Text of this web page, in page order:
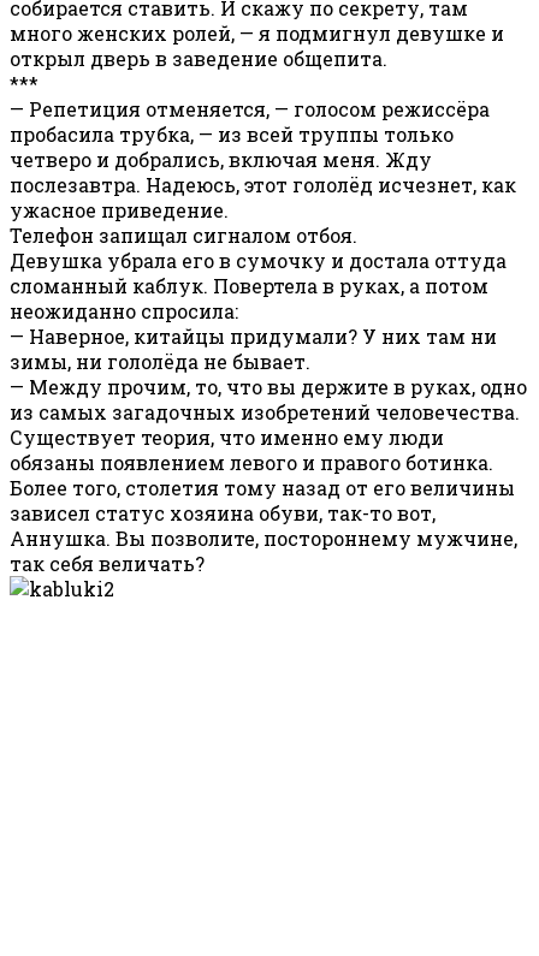
собирается ставить. И скажу по секрету, там
много женских ролей, — я подмигнул девушке и
открыл дверь в заведение общепита.
***
— Репетиция отменяется, — голосом режиссёра
пробасила трубка, — из всей труппы только
четверо и добрались, включая меня. Жду
послезавтра. Надеюсь, этот гололёд исчезнет, как
ужасное приведение.
Телефон запищал сигналом отбоя.
Девушка убрала его в сумочку и достала оттуда
сломанный каблук. Повертела в руках, а потом
неожиданно спросила:
— Наверное, китайцы придумали? У них там ни
зимы, ни гололёда не бывает.
— Между прочим, то, что вы держите в руках, одно
из самых загадочных изобретений человечества.
Существует теория, что именно ему люди
обязаны появлением левого и правого ботинка.
Более того, столетия тому назад от его величины
зависел статус хозяина обуви, так-то вот,
Аннушка. Вы позволите, постороннему мужчине,
так себя величать?